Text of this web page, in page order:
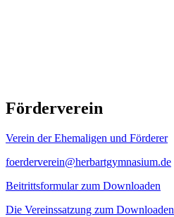
Förderverein
Verein der Ehemaligen und Förderer
foerderverein@herbartgymnasium.de
Beitrittsformular zum Downloaden
Die Vereinssatzung zum Downloaden